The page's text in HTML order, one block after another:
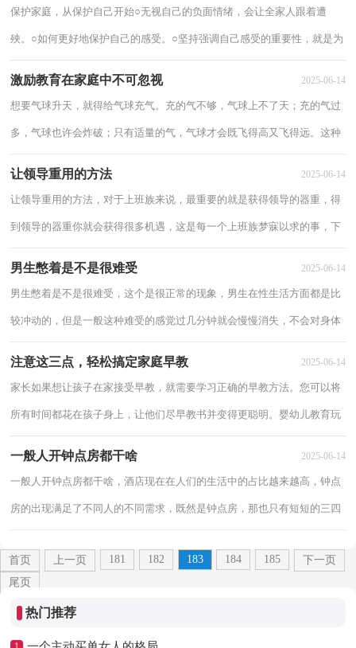
保护家庭，从保护自己开始○无视自己的负面情绪，会让全家人跟着遭
殃。○如何更好地保护自己的感受。○坚持强调自己感受的重要性，就是为
激励教育在家庭中不可忽视 2025-06-14
想要气球升天，就得给气球充气。充的气不够，气球上不了天；充的气过
多，气球也许会炸破；只有适量的气，气球才会既飞得高又飞得远。这种
让领导重用的方法 2025-06-14
让领导重用的方法，对于上班族来说，最重要的就是获得领导的器重，得
到领导的器重你就会获得很多机遇，这是每一个上班族梦寐以求的事，下
男生憋着是不是很难受 2025-06-14
男生憋着是不是很难受，这个是很正常的现象，男生在性生活方面都是比
较冲动的，但是一般这种难受的感觉过几分钟就会慢慢消失，不会对身体
注意这三点，轻松搞定家庭早教 2025-06-14
家长如果想让孩子在家接受早教，就需要学习正确的早教方法。您可以将
所有时间都花在孩子身上，让他们尽早教书并变得更聪明。婴幼儿教育玩
一般人开钟点房都干啥 2025-06-14
一般人开钟点房都干啥，酒店现在在人们的生活中的占比越来越高，钟点
房的出现满足了不同人的不同需求，既然是钟点房，那也只有短短的三四
首页 上一页 181 182 183 184 185
下一页
尾页
热门推荐